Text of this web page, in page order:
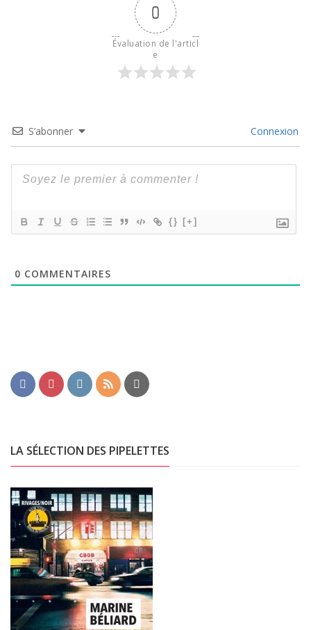
0
Évaluation de l'articl
e
S’abonner Connexion
{} [+]
0 COMMENTAIRES
LA SÉLECTION DES PIPELETTES